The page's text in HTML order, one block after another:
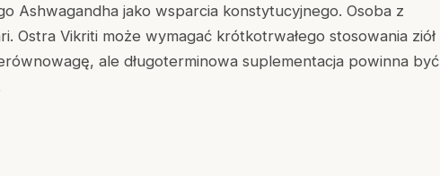
Ashwagandha jako wsparcia konstytucyjnego. Osoba z
Ostra Vikriti może wymagać krótkotrwałego stosowania ziół
ale długoterminowa suplementacja powinna być